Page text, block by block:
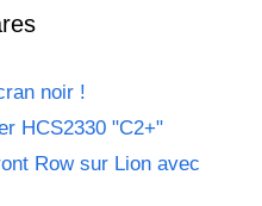
noir !
HCS2330 "C2+"
Row sur Lion avec